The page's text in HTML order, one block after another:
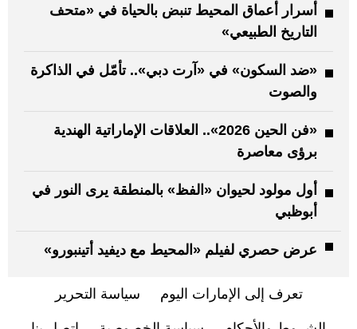
أسرار أعماق المحيط تنبض بالحياة في «متحف
التاريخ الطبيعي»
«ضد السكون» في «آرت دبي».. تأمّل في الذاكرة
والصوت
«فن الحين 2026».. العلاقات الإماراتية الهندية
برؤى معاصرة
أول مولود لحيوان «الفظ» بالمنطقة يرى النور في
أبوظبي
عرض حصري لفيلم «المحيط مع ديفيد أتينبورو»
تعرف إلى الإمارات اليوم سياسة التحرير